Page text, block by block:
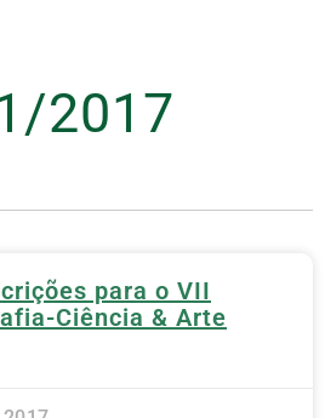
2017
para o VII
Ciência & Arte